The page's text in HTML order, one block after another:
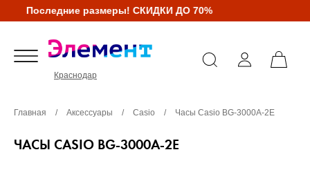
Последние размеры! СКИДКИ ДО 70%
Краснодар
Главная / Аксессуары / Casio / Часы Casio BG-3000A-2E
ЧАСЫ CASIO BG-3000A-2E